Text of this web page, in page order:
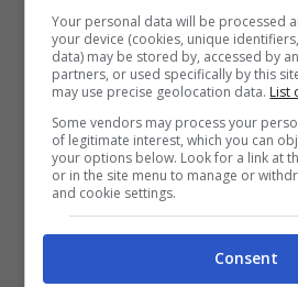
La LegaSerieA
il calendario di
posticipi di
alla 12° giornata.
particolare:
Your personal data will be processed
your device (cookies, unique
data) may be stored by, accessed by
partners, or used specifically by this
may use precise geolocation data. List
Some vendors may process your
of legitimate interest, which you can
your options below. Look for a link at
or in the site menu to manage or
and cookie settings.
Consent